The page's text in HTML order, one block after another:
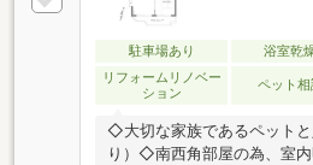
駐車場あり 浴室乾
リフォームリノベー
ション
ペット
◇大切な家族であるペット
り）◇南西角部屋の為、室